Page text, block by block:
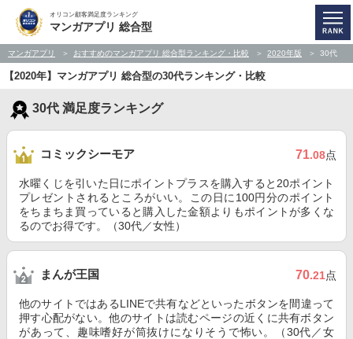
オリコン顧客満足度ランキング
マンガアプリ 総合型
マンガアプリ おすすめのマンガアプリ 総合型ランキング・比較 2020年版 30代
【2020年】マンガアプリ 総合型の30代ランキング・比較
30代 満足度ランキング
コミックシーモア 71.08点
水曜くじを引いた日にポイントプラスを購入すると20ポイント
プレゼントされるところがいい。この日に100円分のポイント
をちまちま買っていると購入した金額よりもポイントが多くな
るのでお得です。（30代／女性）
まんが王国 70.21点
他のサイトではあるLINEで共有などといったボタンを間違って
押す心配がない。他のサイトは読むページの近くに共有ボタン
があって、趣味嗜好が筒抜けになりそうで怖い。（30代／女